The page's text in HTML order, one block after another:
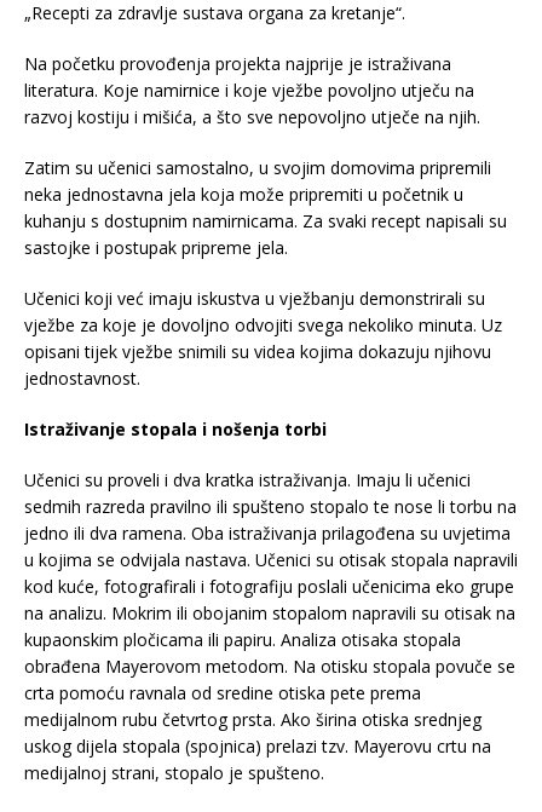
„Recepti za zdravlje sustava organa za kretanje“.
Na početku provođenja projekta najprije je istraživana
literatura. Koje namirnice i koje vježbe povoljno utječu na
razvoj kostiju i mišića, a što sve nepovoljno utječe na njih.
Zatim su učenici samostalno, u svojim domovima pripremili
neka jednostavna jela koja može pripremiti u početnik u
kuhanju s dostupnim namirnicama. Za svaki recept napisali su
sastojke i postupak pripreme jela.
Učenici koji već imaju iskustva u vježbanju demonstrirali su
vježbe za koje je dovoljno odvojiti svega nekoliko minuta. Uz
opisani tijek vježbe snimili su videa kojima dokazuju njihovu
jednostavnost.
Istraživanje stopala i nošenja torbi
Učenici su proveli i dva kratka istraživanja. Imaju li učenici
sedmih razreda pravilno ili spušteno stopalo te nose li torbu na
jedno ili dva ramena. Oba istraživanja prilagođena su uvjetima
u kojima se odvijala nastava. Učenici su otisak stopala napravili
kod kuće, fotografirali i fotografiju poslali učenicima eko grupe
na analizu. Mokrim ili obojanim stopalom napravili su otisak na
kupaonskim pločicama ili papiru. Analiza otisaka stopala
obrađena Mayerovom metodom. Na otisku stopala povuče se
crta pomoću ravnala od sredine otiska pete prema
medijalnom rubu četvrtog prsta. Ako širina otiska srednjeg
uskog dijela stopala (spojnica) prelazi tzv. Mayerovu crtu na
medijalnoj strani, stopalo je spušteno.